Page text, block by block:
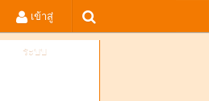
เข้าสู่
ระบบ